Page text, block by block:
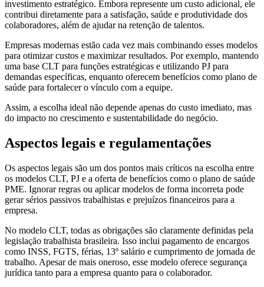
investimento estratégico. Embora represente um custo adicional, ele
contribui diretamente para a satisfação, saúde e produtividade dos
colaboradores, além de ajudar na retenção de talentos.
Empresas modernas estão cada vez mais combinando esses modelos
para otimizar custos e maximizar resultados. Por exemplo, mantendo
uma base CLT para funções estratégicas e utilizando PJ para
demandas específicas, enquanto oferecem benefícios como plano de
saúde para fortalecer o vínculo com a equipe.
Assim, a escolha ideal não depende apenas do custo imediato, mas
do impacto no crescimento e sustentabilidade do negócio.
Aspectos legais e regulamentações
Os aspectos legais são um dos pontos mais críticos na escolha entre
os modelos CLT, PJ e a oferta de benefícios como o plano de saúde
PME. Ignorar regras ou aplicar modelos de forma incorreta pode
gerar sérios passivos trabalhistas e prejuízos financeiros para a
empresa.
No modelo CLT, todas as obrigações são claramente definidas pela
legislação trabalhista brasileira. Isso inclui pagamento de encargos
como INSS, FGTS, férias, 13º salário e cumprimento de jornada de
trabalho. Apesar de mais oneroso, esse modelo oferece segurança
jurídica tanto para a empresa quanto para o colaborador.